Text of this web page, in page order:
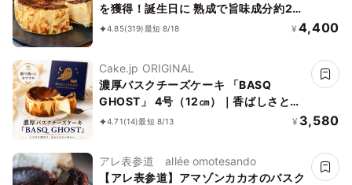
を獲得！誕生日に 熟成で旨味成分約2
倍！グルテンフリーの「熟成バスクチー
4.85(319)最短 8/18 ¥ 4,400
Cake.jp ORIGINAL
濃厚バスクチーズケーキ 「BASQ
GHOST」 4号（12㎝）｜香ばしさとと
ろける幻のくちどけ
4.71(14)最短 8/13 ¥ 3,580
アレ表参道 allée omotesando
【アレ表参道】アマゾンカカオのバスク